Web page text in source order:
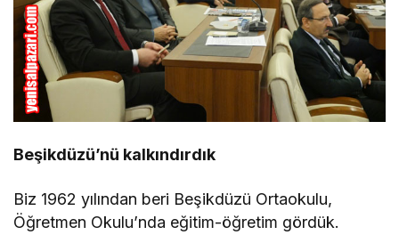
Beşikdüzü’nü kalkındırdık
Biz 1962 yılından beri Beşikdüzü Ortaokulu,
Öğretmen Okulu’nda eğitim-öğretim gördük.